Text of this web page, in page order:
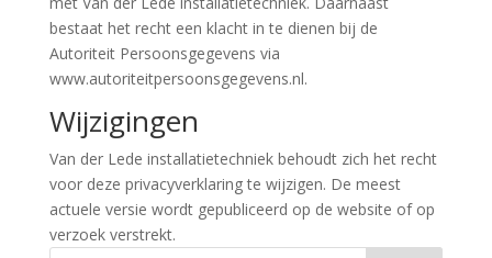
bestaat het recht een klacht in te dienen bij de
Autoriteit Persoonsgegevens via
www.autoriteitpersoonsgegevens.nl.
Wijzigingen
Van der Lede installatietechniek behoudt zich het recht
voor deze privacyverklaring te wijzigen. De meest
actuele versie wordt gepubliceerd op de website of op
verzoek verstrekt.